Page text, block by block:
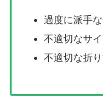
過度に派手
不適切なサ
不適切な折